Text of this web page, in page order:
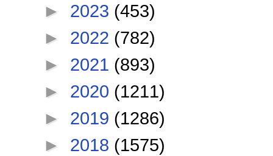
► 2023 (453)
► 2022 (782)
► 2021 (893)
► 2020 (1211)
► 2019 (1286)
► 2018 (1575)